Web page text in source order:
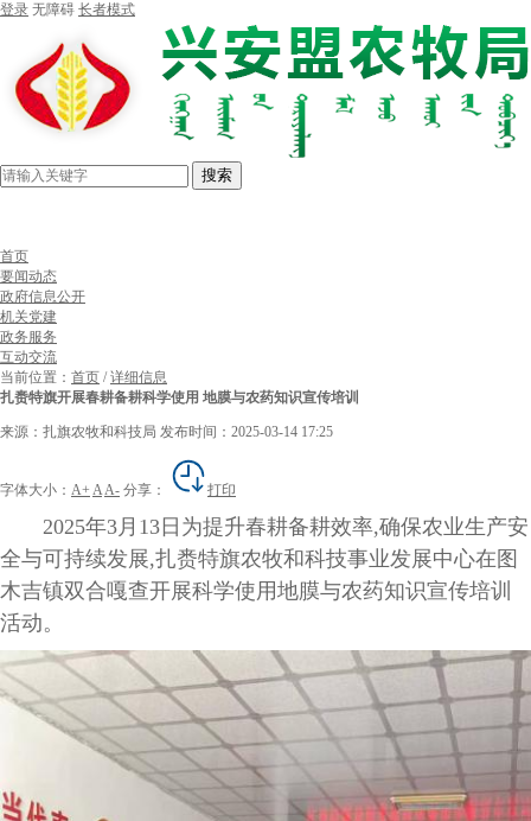
登录 无障碍 长者模式
搜索
首页
要闻动态
政府信息公开
机关党建
政务服务
互动交流
当前位置： 首页 /详细信息
扎赉特旗开展春耕备耕科学使用 地膜与农药知识宣传培训
来源：扎旗农牧和科技局 发布时间：2025-03-14 17:25
字体大小： A+ AA- 分享： 打印
2025年3月13日为提升春耕备耕效率,确保农业生产安
全与可持续发展,扎赉特旗农牧和科技事业发展中心在图
木吉镇双合嘎查开展科学使用地膜与农药知识宣传培训
活动。